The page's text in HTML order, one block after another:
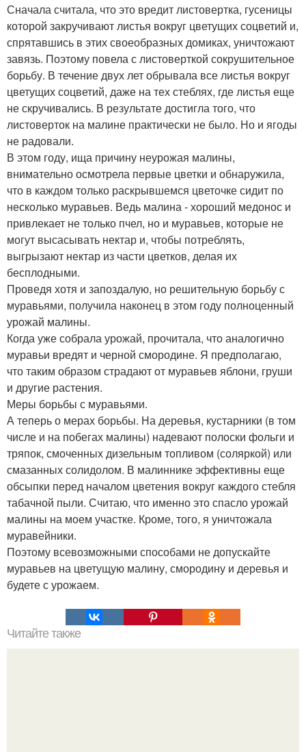
Сначала считала, что это вредит листовертка, гусеницы
которой закручивают листья вокруг цветущих соцветий и,
спрятавшись в этих своеобразных домиках, уничтожают
завязь. Поэтому повела с листоверткой сокрушительное
борьбу. В течение двух лет обрывала все листья вокруг
цветущих соцветий, даже на тех стеблях, где листья еще
не скручивались. В результате достигла того, что
листоверток на малине практически не было. Но и ягоды
не радовали.
В этом году, ища причину неурожая малины,
внимательно осмотрела первые цветки и обнаружила,
что в каждом только раскрывшемся цветочке сидит по
несколько муравьев. Ведь малина - хороший медонос и
привлекает не только пчел, но и муравьев, которые не
могут высасывать нектар и, чтобы потреблять,
выгрызают нектар из части цветков, делая их
бесплодными.
Проведя хотя и запоздалую, но решительную борьбу с
муравьями, получила наконец в этом году полноценный
урожай малины.
Когда уже собрала урожай, прочитала, что аналогично
муравьи вредят и черной смородине. Я предполагаю,
что таким образом страдают от муравьев яблони, груши
и другие растения.
Меры борьбы с муравьями.
А теперь о мерах борьбы. На деревья, кустарники (в том
числе и на побегах малины) надевают полоски фольги и
тряпок, смоченных дизельным топливом (соляркой) или
смазанных солидолом. В малиннике эффективны еще
обсыпки перед началом цветения вокруг каждого стебля
табачной пыли. Считаю, что именно это спасло урожай
малины на моем участке. Кроме, того, я уничтожала
муравейники.
Поэтому всевозможными способами не допускайте
муравьев на цветущую малину, смородину и деревья и
будете с урожаем.
Читайте также